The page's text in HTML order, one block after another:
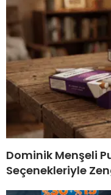
Dominik Menşeli
Seçenekleriyle